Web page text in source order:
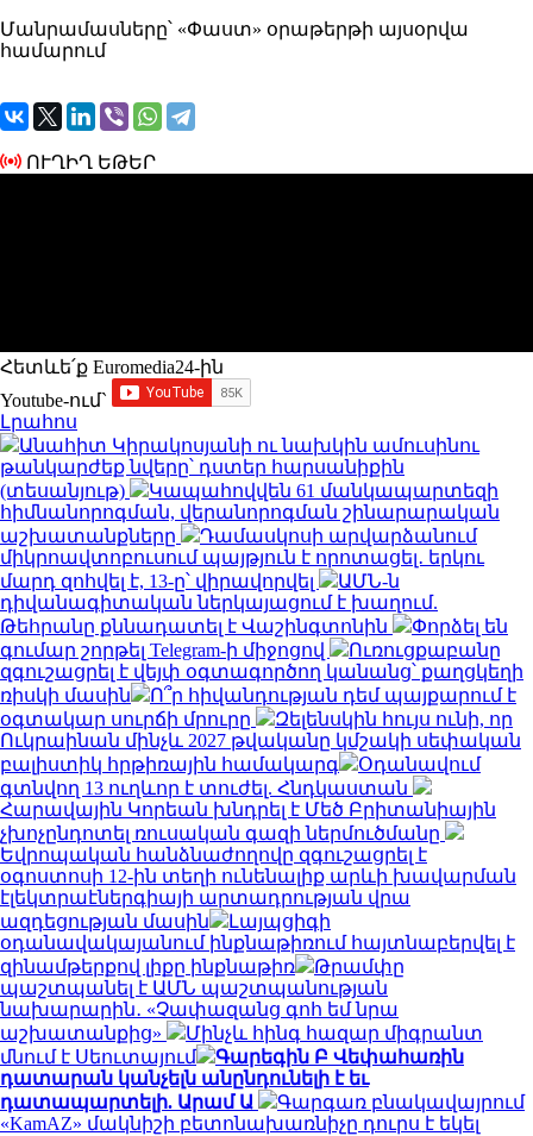
Մանրամասները՝ «Փաստ» օրաթերթի այսօրվա
համարում
ՈՒՂԻՂ ԵԹԵՐ
Հետևե՛ք Euromedia24-ին
Youtube-ում`
Լրահոս
Անահիտ Կիրակոսյանի ու նախկին ամուսինու
թանկարժեք նվերը՝ դստեր հարսանիքին
(տեսանյութ)
Կապահովվեն 61 մանկապարտեզի
հիմնանորոգման, վերանորոգման շինարարական
աշխատանքները
Դամասկոսի արվարձանում
միկրոավտոբուսում պայթյուն է որոտացել․ երկու
մարդ զոհվել է, 13-ը՝ վիրավորվել
ԱՄՆ-ն
դիվանագիտական ներկայացում է խաղում.
Թեհրանը քննադատել է Վաշինգտոնին
Փորձել են
գումար շորթել Telegram-ի միջոցով
Ուռուցքաբանը
զգուշացրել է վեյփ օգտագործող կանանց՝ քաղցկեղի
ռիսկի մասին
Ո՞ր հիվանդության դեմ պայքարում է
օգտակար սուրճի մրուրը
Զելենսկին հույս ունի, որ
Ուկրաինան մինչև 2027 թվականը կմշակի սեփական
բալիստիկ հրթիռային համակարգ
Օդանավում
գտնվող 13 ուղևոր է տուժել. Հնդկաստան
Հարավային Կորեան խնդրել է Մեծ Բրիտանիային
չխոչընդոտել ռուսական գազի ներմուծմանը
Եվրոպական հանձնաժողովը զգուշացրել է
օգոստոսի 12-ին տեղի ունենալիք արևի խավարման
էլեկտրաէներգիայի արտադրության վրա
ազդեցության մասին
Լայպցիգի
օդանավակայանում ինքնաթիռում հայտնաբերվել է
զինամթերքով լիքը ինքնաթիռ
Թրամփը
պաշտպանել է ԱՄՆ պաշտպանության
նախարարին․ «Չափազանց գոհ եմ նրա
աշխատանքից»
Մինչև հինգ հազար միգրանտ
մնում է Սեուտայում
Գարեգին Բ Վեփահառին
դատարան կանչելն անընդունելի է եւ
դատապարտելի. Արամ Ա
Գարգառ բնակավայրում
«KamAZ» մակնիշի բետոնախառնիչը դուրս է եկել